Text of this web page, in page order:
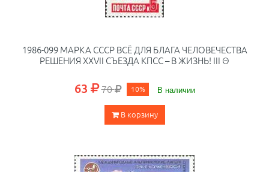
1986-099 МАРКА СССР ВСЁ ДЛЯ БЛАГА ЧЕЛОВЕЧЕСТВА
РЕШЕНИЯ ХХVII СЪЕЗДА КПСС – В ЖИЗНЬ! III Θ
63 70 10% В наличии
В корзину